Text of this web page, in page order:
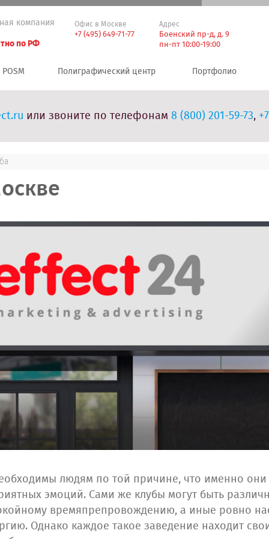
компания
по РФ
Офис в Москве
+7 (495) 649-71-77
Адрес
Боенский пр-д, д. 9
пн-пт 10:00-19:00
POSM Полиграфический центр Портфолио
или звоните по телефонам 8 (800) 201-59-73,
людям по той причине, что именно
эмоций. Сами же клубы могут быть
времяпрепровождению, а иные ровно
Однако каждое такое заведение находит